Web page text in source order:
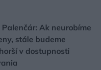
Palenčár: Ak neurobíme
stále budeme
v dostupnosti